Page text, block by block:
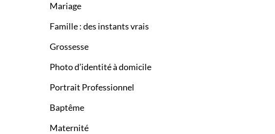
Mariage
Famille : des instants vrais
Grossesse
Photo d’identité à domicile
Portrait Professionnel
Baptême
Maternité